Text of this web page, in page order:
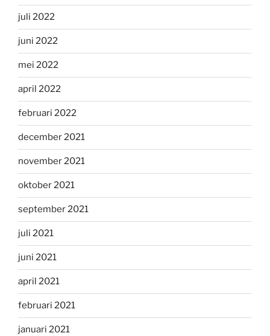
juli 2022
juni 2022
mei 2022
april 2022
februari 2022
december 2021
november 2021
oktober 2021
september 2021
juli 2021
juni 2021
april 2021
februari 2021
januari 2021